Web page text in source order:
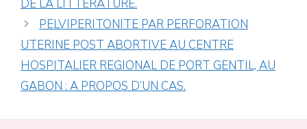
DE LA LITTERATURE.
PELVIPERITONITE PAR PERFORATION
UTERINE POST ABORTIVE AU CENTRE
HOSPITALIER REGIONAL DE PORT GENTIL, AU
GABON : A PROPOS D’UN CAS.